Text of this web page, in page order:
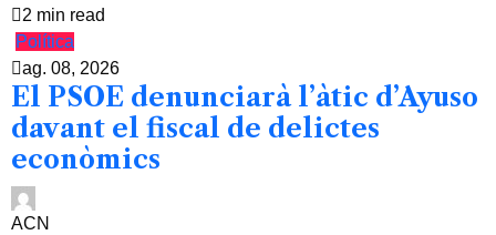
2 min read
Política
ag. 08, 2026
El PSOE denunciarà l’àtic d’Ayuso
davant el fiscal de delictes
econòmics
ACN